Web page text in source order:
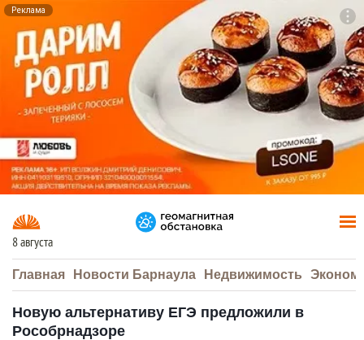
Реклама
8 августа
Главная Новости Барнаула Недвижимость
Новую альтернативу ЕГЭ предложили в
Рособрнадзоре